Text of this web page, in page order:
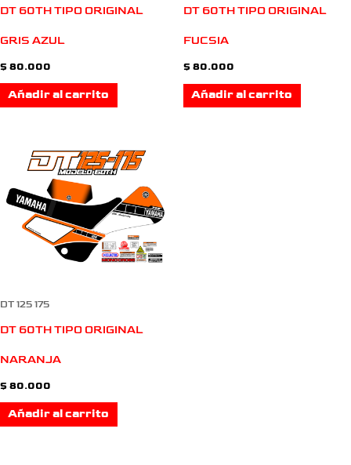
DT 60TH TIPO ORIGINAL
GRIS AZUL
$ 80.000
Añadir al carrito
DT 60TH TIPO ORIGINAL
FUCSIA
$ 80.000
Añadir al carrito
DT 125 175
DT 60TH TIPO ORIGINAL
NARANJA
$ 80.000
Añadir al carrito